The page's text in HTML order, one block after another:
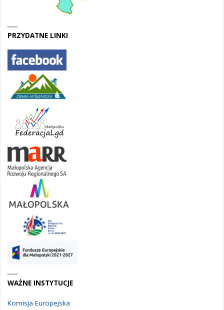
PRZYDATNE LINKI
WAŻNE INSTYTUCJE
Komisja Europejska